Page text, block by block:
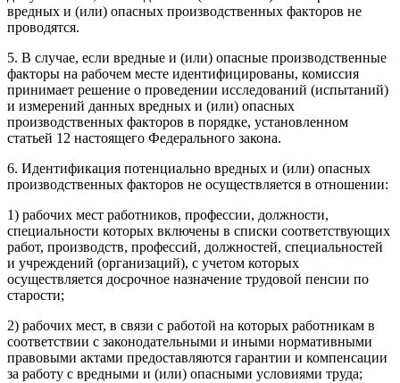
вредных и (или) опасных производственных факторов не
проводятся.
5. В случае, если вредные и (или) опасные производственные
факторы на рабочем месте идентифицированы, комиссия
принимает решение о проведении исследований (испытаний)
и измерений данных вредных и (или) опасных
производственных факторов в порядке, установленном
статьей 12 настоящего Федерального закона.
6. Идентификация потенциально вредных и (или) опасных
производственных факторов не осуществляется в отношении:
1) рабочих мест работников, профессии, должности,
специальности которых включены в списки соответствующих
работ, производств, профессий, должностей, специальностей
и учреждений (организаций), с учетом которых
осуществляется досрочное назначение трудовой пенсии по
старости;
2) рабочих мест, в связи с работой на которых работникам в
соответствии с законодательными и иными нормативными
правовыми актами предоставляются гарантии и компенсации
за работу с вредными и (или) опасными условиями труда;